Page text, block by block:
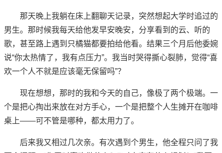
那天晚上我躺在床上翻聊天记录，突然想起大学时追过的
男生。那时候我每天给他发早安晚安，分享看到的云、听的
歌，甚至路上遇到只橘猫都要拍给他看。结果三个月后他委婉
说“你太热情了，我有点压力”。我当时哭得撕心裂肺，觉得“喜
欢一个人不就是应该毫无保留吗”？
现在想想，那时的我和今天的自己，像极了两个极端。一
个是把心掏出来放在对方手心，一个是把整个人生摊开在咖啡
桌上——可不管是哪种，都太用力了。
后来我又相过几次亲。有次遇到个男生，他全程只问了我